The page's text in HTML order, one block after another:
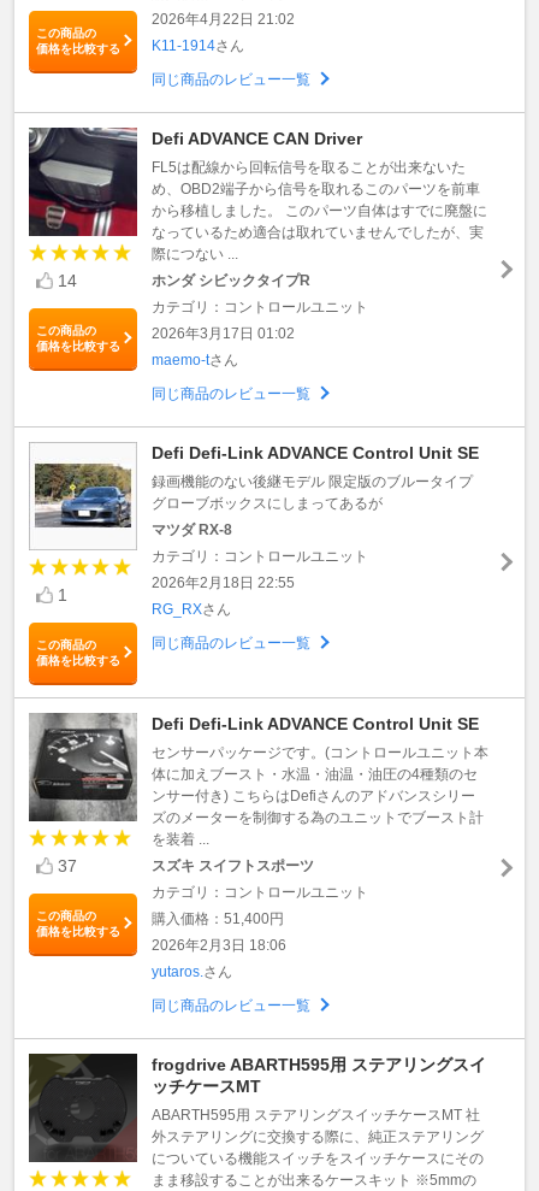
この商品の
価格を比較する
2026年4月22日 21:02
K11-1914さん
同じ商品のレビュー一覧
14
この商品の
価格を比較する
Defi ADVANCE CAN Driver
FL5は配線から回転信号を取ることが出来ないた
め、OBD2端子から信号を取れるこのパーツを前車
から移植しました。 このパーツ自体はすでに廃盤に
なっているため適合は取れていませんでしたが、実
際につない ...
ホンダ シビックタイプR
カテゴリ：コントロールユニット
2026年3月17日 01:02
maemo-tさん
同じ商品のレビュー一覧
1
この商品の
価格を比較する
Defi Defi-Link ADVANCE Control Unit SE
録画機能のない後継モデル 限定版のブルータイプ
グローブボックスにしまってあるが
マツダ RX-8
カテゴリ：コントロールユニット
2026年2月18日 22:55
RG_RXさん
同じ商品のレビュー一覧
37
この商品の
価格を比較する
Defi Defi-Link ADVANCE Control Unit SE
センサーパッケージです。(コントロールユニット本
体に加えブースト・水温・油温・油圧の4種類のセ
ンサー付き) こちらはDefiさんのアドバンスシリー
ズのメーターを制御する為のユニットでブースト計
を装着 ...
スズキ スイフトスポーツ
カテゴリ：コントロールユニット
購入価格：51,400円
2026年2月3日 18:06
yutaros. さん
同じ商品のレビュー一覧
frogdrive ABARTH595用 ステアリングスイ
ッチケースMT
ABARTH595用 ステアリングスイッチケースMT 社
外ステアリングに交換する際に、純正ステアリング
についている機能スイッチをスイッチケースにその
まま移設することが出来るケースキット ※5mmの